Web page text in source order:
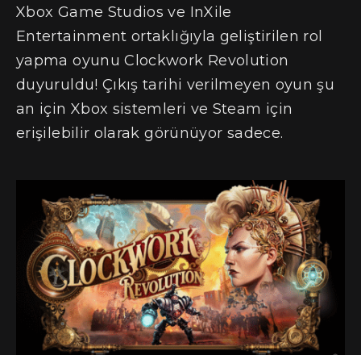
Xbox Game Studios ve InXile
Entertainment ortaklığıyla geliştirilen rol
yapma oyunu Clockwork Revolution
duyuruldu! Çıkış tarihi verilmeyen oyun şu
an için Xbox sistemleri ve Steam için
erişilebilir olarak görünüyor sadece.